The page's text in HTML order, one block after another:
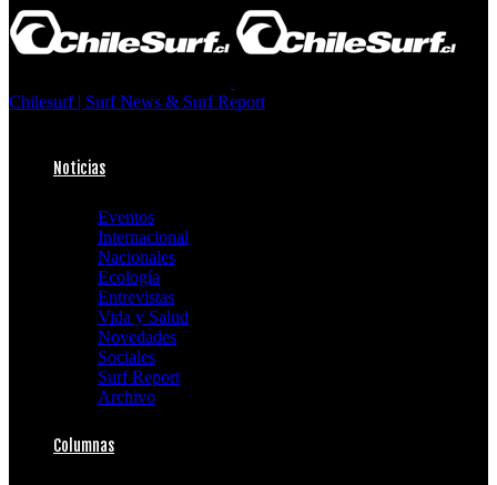
Chilesurf | Surf News & Surf Report
Noticias
Eventos
Internacional
Nacionales
Ecología
Entrevistas
Vida y Salud
Novedades
Sociales
Surf Report
Archivo
Columnas